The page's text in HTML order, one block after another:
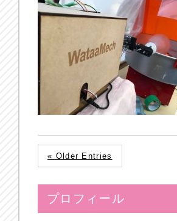
« Older Entries
プロフィール